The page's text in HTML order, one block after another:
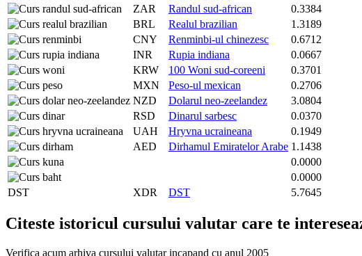
ZAR
Randul sud-african 0.3384
BRL
Realul brazilian 1.3189
CNY
Renminbi-ul chinezesc 0.6712
INR
Rupia indiana 0.0667
KRW
100 Woni sud-coreeni 0.3701
MXN
Peso-ul mexican 0.2706
NZD
Dolarul neo-zeelandez 3.0804
RSD
Dinarul sarbesc 0.0370
UAH
Hryvna ucraineana 0.1949
AED
Dirhamul Emiratelor Arabe 1.1438
0.0000
0.0000
DST
XDR DST 5.7645
Citeste istoricul cursului valutar care te
Verifica acum arhiva cursului valutar incapand cu anul 2005